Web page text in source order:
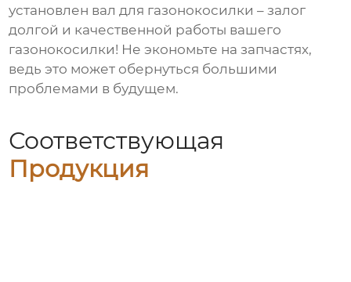
установлен вал для газонокосилки – залог
долгой и качественной работы вашего
газонокосилки! Не экономьте на запчастях,
ведь это может обернуться большими
проблемами в будущем.
Соответствующая
Продукция